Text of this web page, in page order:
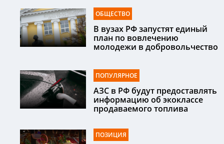
ОБЩЕСТВО
В вузах РФ запустят единый
план по вовлечению
молодежи в добровольчество
ПОПУЛЯРНОЕ
АЗС в РФ будут предоставлять
информацию об экоклассе
продаваемого топлива
ПОЗИЦИЯ